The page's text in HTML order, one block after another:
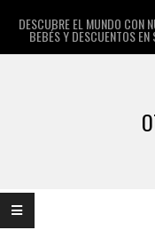
DESCUBRE EL MUNDO CON
BEBÉS Y DESCUENTOS EN